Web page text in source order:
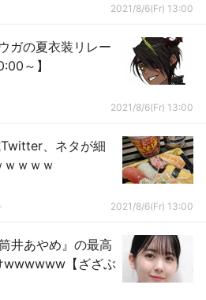
2021/8/6(Fr) 13:00
ガの夏衣装リレー
～】
2021/8/6(Fr) 13:00
Twitter、ネタが細
ｗｗｗ
2021/8/6(Fr) 13:00
井あやめ』の最高
wwwwww【ざざぶ